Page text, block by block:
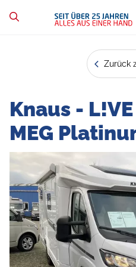
Zurück
Knaus -
MEG